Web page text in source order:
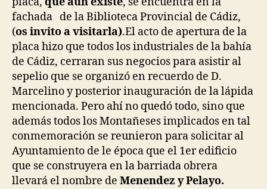
fachada de la Biblioteca Provincial de Cádiz,
(os invito a visitarla).El acto de apertura de la
placa hizo que todos los industriales de la bahía
de Cádiz, cerraran sus negocios para asistir al
sepelio que se organizó en recuerdo de D.
Marcelino y posterior inauguración de la lápida
mencionada. Pero ahí no quedó todo, sino que
además todos los Montañeses implicados en tal
conmemoración se reunieron para solicitar al
Ayuntamiento de le época que el 1er edificio
que se construyera en la barriada obrera
llevará el nombre de Menendez y Pelayo.